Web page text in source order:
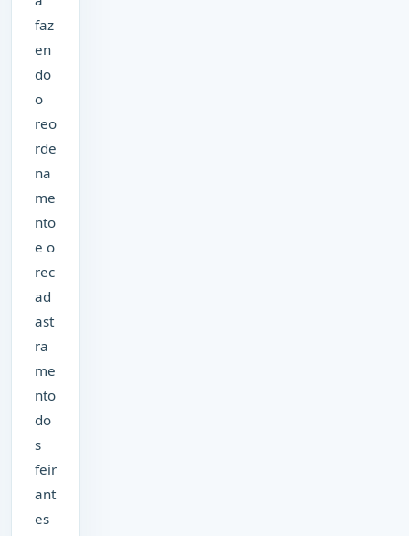
faz
en
do
o
reo
rde
na
me
nto
e o
rec
ad
ast
ra
me
nto
do
s
feir
ant
es